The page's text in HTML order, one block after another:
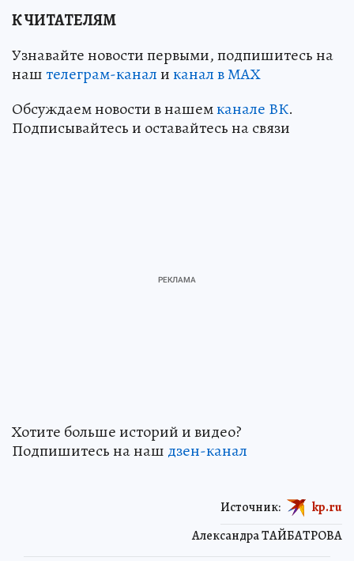
К ЧИТАТЕЛЯМ
Узнавайте новости первыми, подпишитесь на
наштелеграм-каналиканал в МАХ
Обсуждаем новости в нашемканале ВК.
Подписывайтесь и оставайтесь на связи
Хотите больше историй и видео?
Подпишитесь на наш дзен-канал
Александра ТАЙБАТРОВА
Источник: kp.ru